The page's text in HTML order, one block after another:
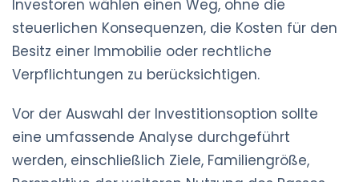
Investoren wählen einen Weg, ohne die
steuerlichen Konsequenzen, die Kosten für den
Besitz einer Immobilie oder rechtliche
Verpflichtungen zu berücksichtigen.
Vor der Auswahl der Investitionsoption sollte
eine umfassende Analyse durchgeführt
werden, einschließlich Ziele, Familiengröße,